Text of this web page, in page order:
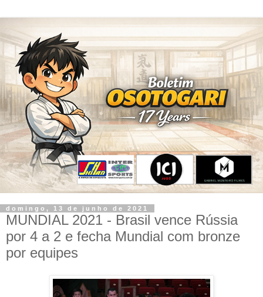
domingo, 13 de junho de 2021
MUNDIAL 2021 - Brasil vence Rússia
por 4 a 2 e fecha Mundial com bronze
por equipes